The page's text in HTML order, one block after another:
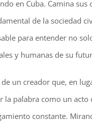
en Cuba. Camina
de la sociedad
para entender no
y humanas de su
un creador que, en
palabra como un
constante.